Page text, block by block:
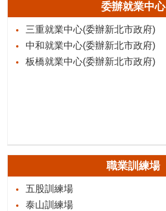
委辦就業中心
三重就業中心(委辦新北市政府)
中和就業中心(委辦新北市政府)
板橋就業中心(委辦新北市政府)
職業訓練場
五股訓練場
泰山訓練場